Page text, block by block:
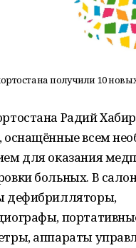
получили 10
Радий
оснащённые всем
для оказания
больных. В
дефибрилляторы,
аппараты